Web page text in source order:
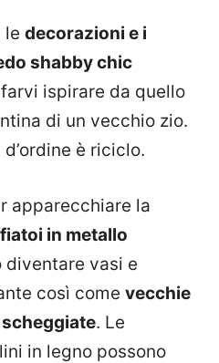
le decorazioni e i
shabby chic
ispirare da quello
di un vecchio zio.
è riciclo.
apparecchiare la
in metallo
diventare vasi e
così come vecchie
. Le
in legno possono